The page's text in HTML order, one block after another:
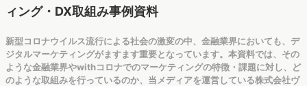
ィング・DX取組み事例資料
新型コロナウイルス流行による社会の激変の中、金融業界においても、デ
ジタルマーケティングがますます重要となっています。本資料では、その
ような金融業界やwithコロナでのマーケティングの特徴・課題に対し、ど
のような取組みを行っているのか、当メディアを運営している株式会社ヴ